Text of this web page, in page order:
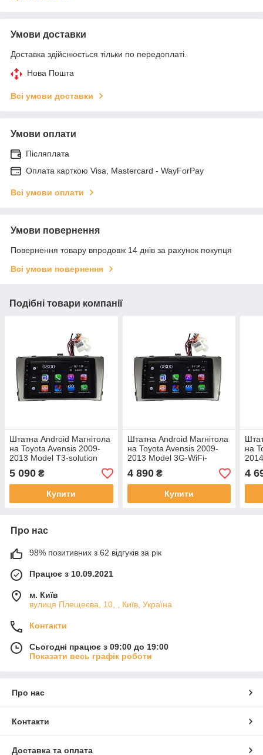
Умови доставки
Доставка здійснюється тільки по передоплаті.
Нова Пошта
Всі умови доставки
Умови оплати
Післяплата
Оплата карткою Visa, Mastercard - WayForPay
Всі умови оплати
Умови повернення
Повернення товару впродовж 14 днів за рахунок покупця
Всі умови повернення
Подібні товари компанії
Штатна Android Магнітола
на Toyota Avensis 2009-
2013 Model T3-solution
5 090 ₴
Купити
Штатна Android Магнітола
на Toyota Avensis 2009-
2013 Model 3G-WiFi-
solution
4 890₴
Купити
на
4
Про нас
98% позитивних з 62 відгуків за рік
Працює з 10.09.2021
м. Київ
вулиця Плещеєва, 10, , Київ, Україна
Контакти
Сьогодні працює з 09:00 до 19:00
Показати весь графік роботи
Про нас
Контакти
Доставка та оплата